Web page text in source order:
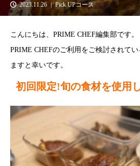
2023.11.26 Pick UPコース
こんにちは、PRIME CHEF編集部です。
PRIME CHEFのご利用をご検討されて
ますと幸いです。
初回限定!旬の食材を使用